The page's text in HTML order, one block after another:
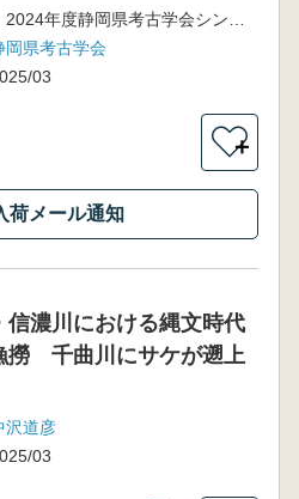
岡県考古学会
03
＋
荷メール通知
信濃川における縄文時代
撈 千曲川にサケが遡上
沢道彦
03